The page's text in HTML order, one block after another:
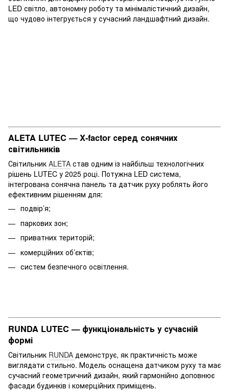
LED світло, автономну роботу та мінімалістичний дизайн,
що чудово інтегрується у сучасний ландшафтний дизайн.
ALETA LUTEC — X-factor серед сонячних
світильників
Світильник ALETA став одним із найбільш технологічних
рішень LUTEC у 2025 році. Потужна LED система,
інтегрована сонячна панель та датчик руху роблять його
ефективним рішенням для:
подвір’я;
паркових зон;
приватних територій;
комерційних об’єктів;
систем безпечного освітлення.
RUNDA LUTEC — функціональність у сучасній
формі
Світильник RUNDA демонструє, як практичність може
виглядати стильно. Модель оснащена датчиком руху та має
сучасний геометричний дизайн, який гармонійно доповнює
фасади будинків і комерційних приміщень.